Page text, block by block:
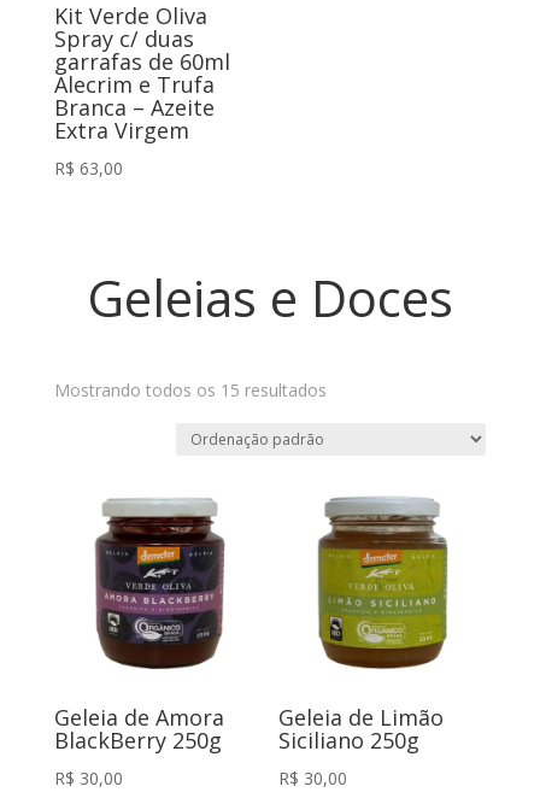
Kit Verde Oliva
Spray c/ duas
garrafas de 60ml
Alecrim e Trufa
Branca – Azeite
Extra Virgem
R$ 63,00
Geleias e Doces
Mostrando todos os 15 resultados
Geleia de Amora
BlackBerry 250g
R$ 30,00
Geleia de Limão
Siciliano 250g
R$ 30,00